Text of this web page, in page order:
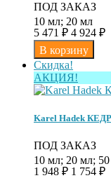
ПОД ЗАКАЗ
10 мл; 20 мл
5 471 ₽ 4 924 ₽
Скидка!
АКЦИЯ!
Karel Hadek
ПОД ЗАКАЗ
10 мл; 20 мл;
1 948 ₽ 1 754 ₽